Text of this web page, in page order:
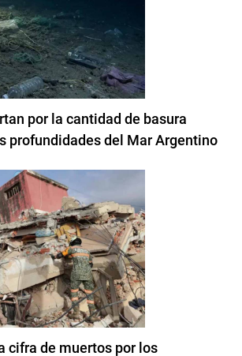
por la cantidad de basura
profundidades del Mar Argentino
cifra de muertos por los